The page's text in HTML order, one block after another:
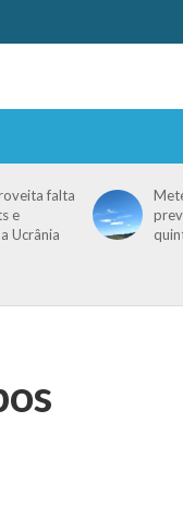
falta
e
Ucrânia